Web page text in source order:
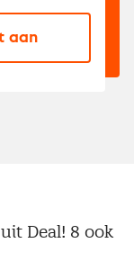
aan
Deal! 8 ook